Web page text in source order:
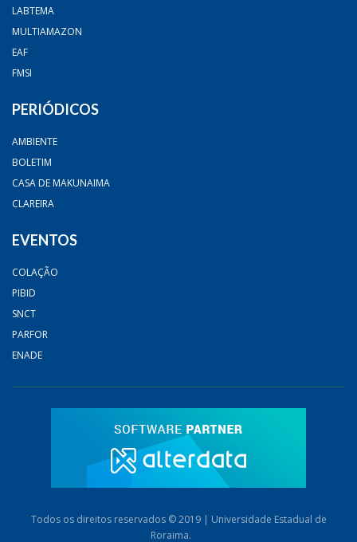
LABTEMA
MULTIAMAZON
EAF
FMSI
PERIÓDICOS
AMBIENTE
BOLETIM
CASA DE MAKUNAIMA
CLAREIRA
EVENTOS
COLAÇÃO
PIBID
SNCT
PARFOR
ENADE
Todos os direitos reservados © 2019 | Universidade Estadual de
Roraima.